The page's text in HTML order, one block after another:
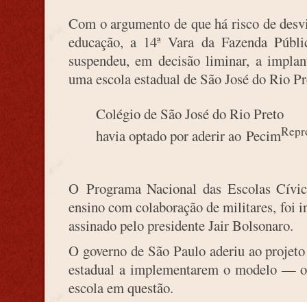
Com o argumento de que há risco de
educação, a 14ª Vara da Fazenda
suspendeu, em decisão liminar, a
uma escola estadual de São José do Rio
Colégio de São José do Rio Preto
havia optado por aderir ao Pecim
O Programa Nacional das Escolas
ensino com colaboração de militares, foi
assinado pelo presidente Jair Bolsonaro.
O governo de São Paulo aderiu ao
estadual a implementarem o modelo —
escola em questão.